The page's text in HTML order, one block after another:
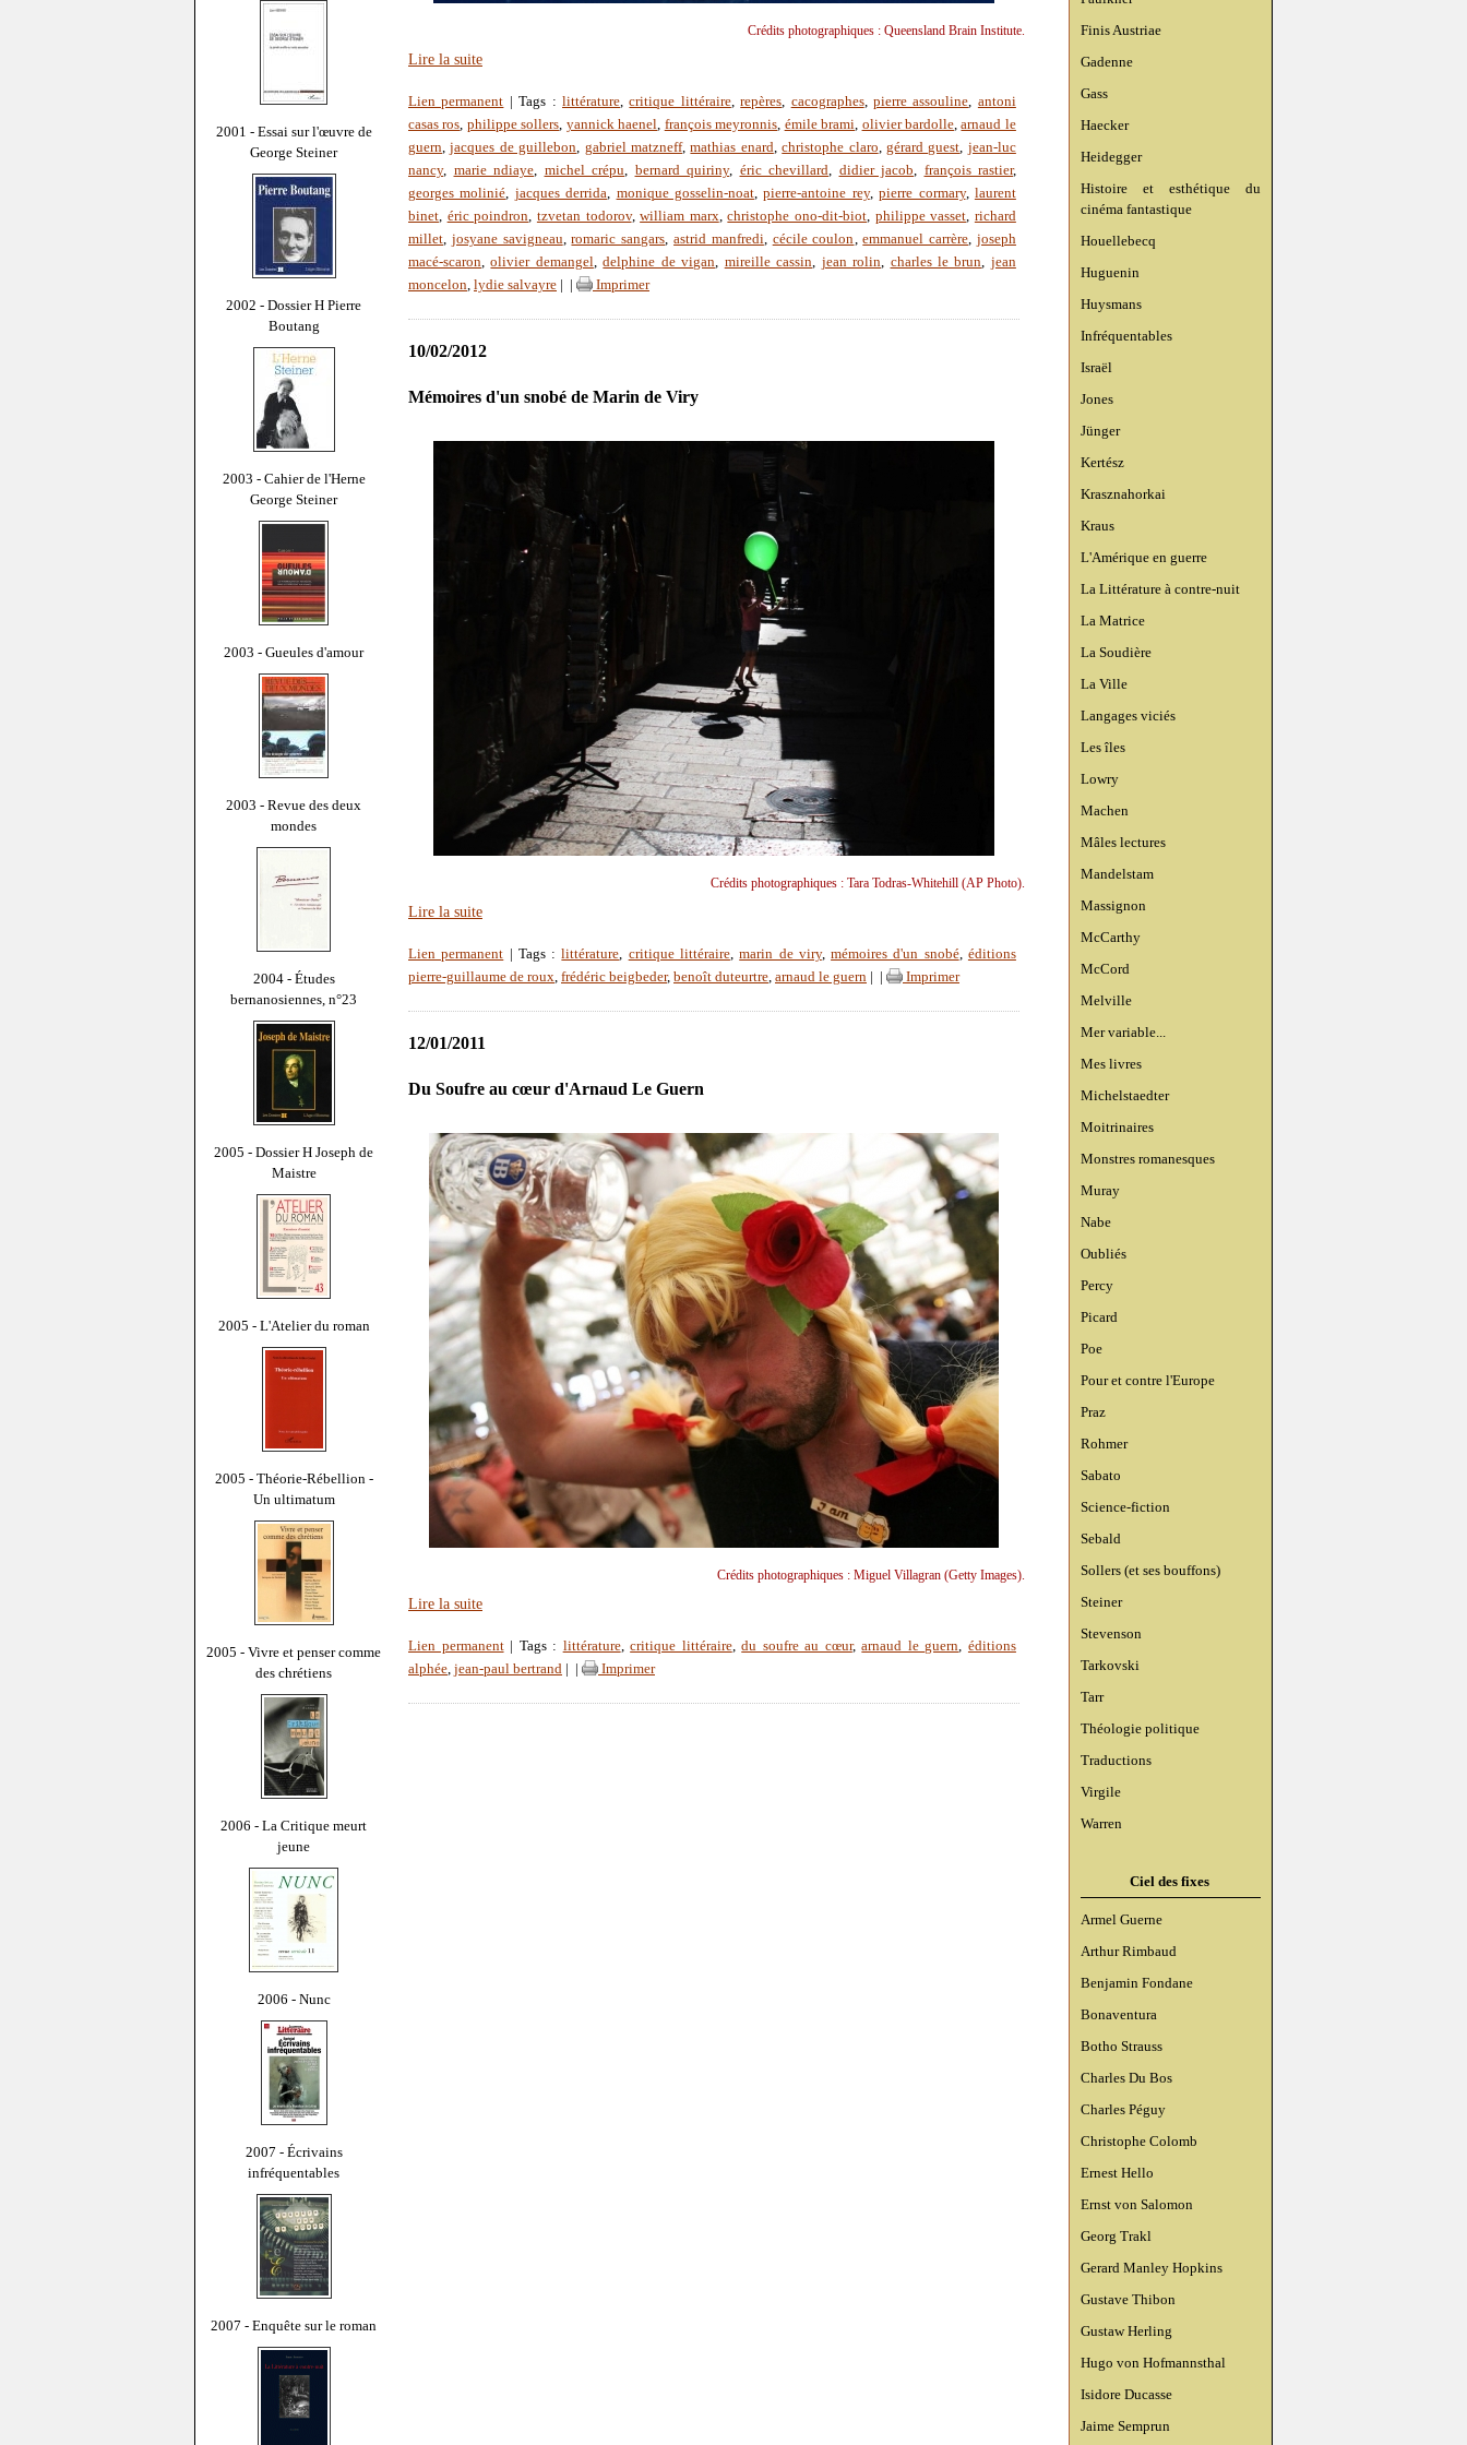
2001 - Essai sur l'œuvre de
George Steiner
2002 - Dossier H Pierre
Boutang
2003 - Cahier de l'Herne
George Steiner
2003 - Gueules d'amour
2003 - Revue des deux
mondes
2004 - Études
bernanosiennes, n°23
2005 - Dossier H Joseph de
Maistre
2005 - L'Atelier du roman
2005 - Théorie-Rébellion -
Un ultimatum
2005 - Vivre et penser comme
des chrétiens
2006 - La Critique meurt
jeune
2006 - Nunc
2007 - Écrivains
infréquentables
2007 - Enquête sur le roman
Finis Austriae
Gadenne
Gass
Haecker
Heidegger
Histoire et esthétique du
cinéma fantastique
Houellebecq
Huguenin
Huysmans
Infréquentables
Israël
Jones
Jünger
Kertész
Krasznahorkai
Kraus
L'Amérique en guerre
La Littérature à contre-nuit
La Matrice
La Soudière
La Ville
Langages viciés
Les îles
Lowry
Machen
Mâles lectures
Mandelstam
Massignon
McCarthy
McCord
Melville
Mer variable...
Mes livres
Michelstaedter
Moitrinaires
Monstres romanesques
Muray
Nabe
Oubliés
Percy
Picard
Poe
Pour et contre l'Europe
Praz
Rohmer
Sabato
Science-fiction
Sebald
Sollers (et ses bouffons)
Steiner
Stevenson
Tarkovski
Tarr
Théologie politique
Traductions
Virgile
Warren
Ciel des fixes
Armel Guerne
Arthur Rimbaud
Benjamin Fondane
Bonaventura
Botho Strauss
Charles Du Bos
Charles Péguy
Christophe Colomb
Ernest Hello
Ernst von Salomon
Georg Trakl
Gerard Manley Hopkins
Gustave Thibon
Gustaw Herling
Hugo von Hofmannsthal
Isidore Ducasse
Jaime Semprun
Crédits photographiques : Queensland Brain Institute.
Lire la suite
Lien permanent | Tags :littérature,critique littéraire,repères, cacographes,pierre assouline, antoni
casas ros, philippe sollers, yannick haenel, françois meyronnis, émile brami, olivier bardolle,arnaud le
guern,jacques de guillebon, gabriel matzneff,mathias enard,christophe claro,gérard guest, jean-luc
nancy, marie ndiaye, michel crépu, bernard quiriny, éric chevillard, didier jacob, françois rastier,
georges molinié, jacques derrida, monique gosselin-noat,pierre-antoine rey,pierre cormary, laurent
binet, éric poindron, tzvetan todorov,william marx,christophe ono-dit-biot, philippe vasset, richard
millet, josyane savigneau,romaric sangars,astrid manfredi, cécile coulon,emmanuel carrère, joseph
macé-scaron,olivier demangel,delphine de vigan, mireille cassin, jean rolin, charles le brun, jean
moncelon, lydie salvayre Imprimer
10/02/2012
Mémoires d'un snobé de Marin de Viry
Crédits photographiques : Tara Todras-Whitehill (AP Photo).
Lire la suite
Lien permanent | Tags :littérature, critique littéraire,marin de viry,mémoires d'un snobé, éditions
pierre-guillaume de roux, frédéric beigbeder, benoît duteurtre, arnaud le guern Imprimer
12/01/2011
Du Soufre au cœur d'Arnaud Le Guern
Crédits photographiques : Miguel Villagran (Getty Images).
Lire la suite
Lien permanent| Tags : littérature,critique littéraire,du soufre au cœur,arnaud le guern, éditions
alphée, jean-paul bertrand Imprimer